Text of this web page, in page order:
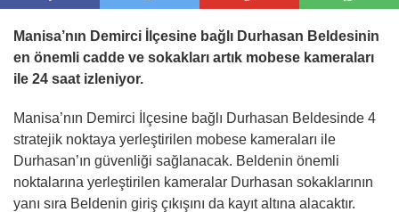
Manisa’nın Demirci İlçesine bağlı Durhasan Beldesinin
en önemli cadde ve sokakları artık mobese kameraları
ile 24 saat izleniyor.
Manisa’nın Demirci İlçesine bağlı Durhasan Beldesinde 4
stratejik noktaya yerleştirilen mobese kameraları ile
Durhasan’ın güvenliği sağlanacak. Beldenin önemli
noktalarına yerleştirilen kameralar Durhasan sokaklarının
yanı sıra Beldenin giriş çıkışını da kayıt altına alacaktır.